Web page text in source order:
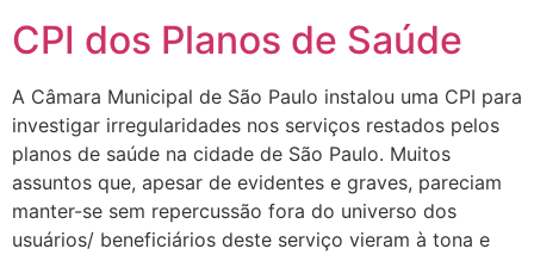
CPI dos Planos de Saúde
A Câmara Municipal de São Paulo instalou uma CPI para
investigar irregularidades nos serviços restados pelos
planos de saúde na cidade de São Paulo. Muitos
assuntos que, apesar de evidentes e graves, pareciam
manter-se sem repercussão fora do universo dos
usuários/ beneficiários deste serviço vieram à tona e